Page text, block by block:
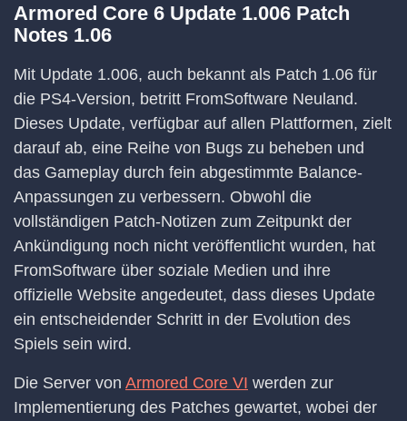
Armored Core 6 Update 1.006 Patch
Notes 1.06
Mit Update 1.006, auch bekannt als Patch 1.06 für
die PS4-Version, betritt FromSoftware Neuland.
Dieses Update, verfügbar auf allen Plattformen, zielt
darauf ab, eine Reihe von Bugs zu beheben und
das Gameplay durch fein abgestimmte Balance-
Anpassungen zu verbessern. Obwohl die
vollständigen Patch-Notizen zum Zeitpunkt der
Ankündigung noch nicht veröffentlicht wurden, hat
FromSoftware über soziale Medien und ihre
offizielle Website angedeutet, dass dieses Update
ein entscheidender Schritt in der Evolution des
Spiels sein wird.
Die Server von Armored Core VI werden zur
Implementierung des Patches gewartet, wobei der